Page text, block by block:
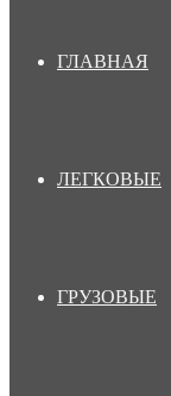
ГЛАВНАЯ
ЛЕГКОВЫЕ
ГРУЗОВЫЕ